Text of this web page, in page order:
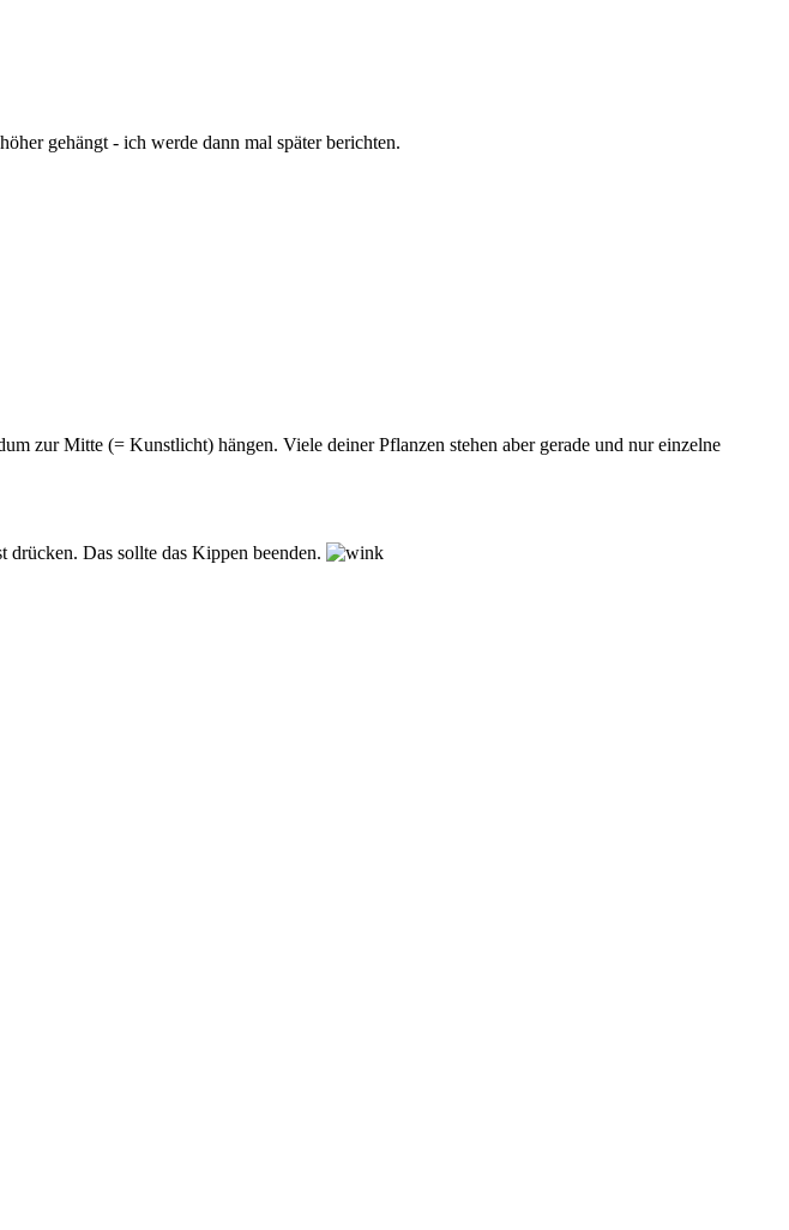
gehängt - ich werde dann mal später berichten.
zur Mitte (= Kunstlicht) hängen. Viele deiner Pflanzen stehen aber gerade und nur einzelne
Das sollte das Kippen beenden.